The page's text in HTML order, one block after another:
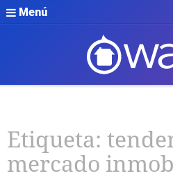
Menú
Etiqueta:
mercado